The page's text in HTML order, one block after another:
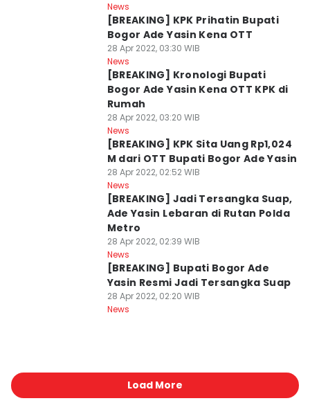
News
[BREAKING] KPK Prihatin Bupati
Bogor Ade Yasin Kena OTT
28 Apr 2022, 03:30 WIB
News
[BREAKING] Kronologi Bupati
Bogor Ade Yasin Kena OTT KPK di
Rumah
28 Apr 2022, 03:20 WIB
News
[BREAKING] KPK Sita Uang Rp1,024
M dari OTT Bupati Bogor Ade Yasin
28 Apr 2022, 02:52 WIB
News
[BREAKING] Jadi Tersangka Suap,
Ade Yasin Lebaran di Rutan Polda
Metro
28 Apr 2022, 02:39 WIB
News
[BREAKING] Bupati Bogor Ade
Yasin Resmi Jadi Tersangka Suap
28 Apr 2022, 02:20 WIB
News
Load More